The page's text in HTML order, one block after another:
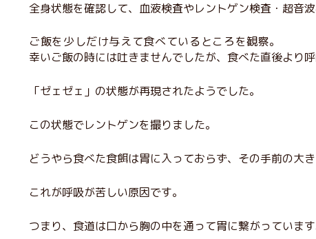
全身状態を確認して、血液検査やレントゲン検査・超音
ご飯を少しだけ与えて食べているところを観察。
幸いご飯の時には吐きませんでしたが、食べた直後より
「ゼェゼェ」の状態が再現されたようでした。
この状態でレントゲンを撮りました。
どうやら食べた食餌は胃に入っておらず、その手前の大
これが呼吸が苦しい原因です。
つまり、食道は口から胸の中を通って胃に繋がっています